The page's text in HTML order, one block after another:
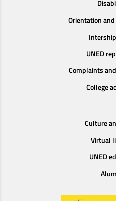
Orientation
UNED
Complaints
College
Culture
Virtual
UNED